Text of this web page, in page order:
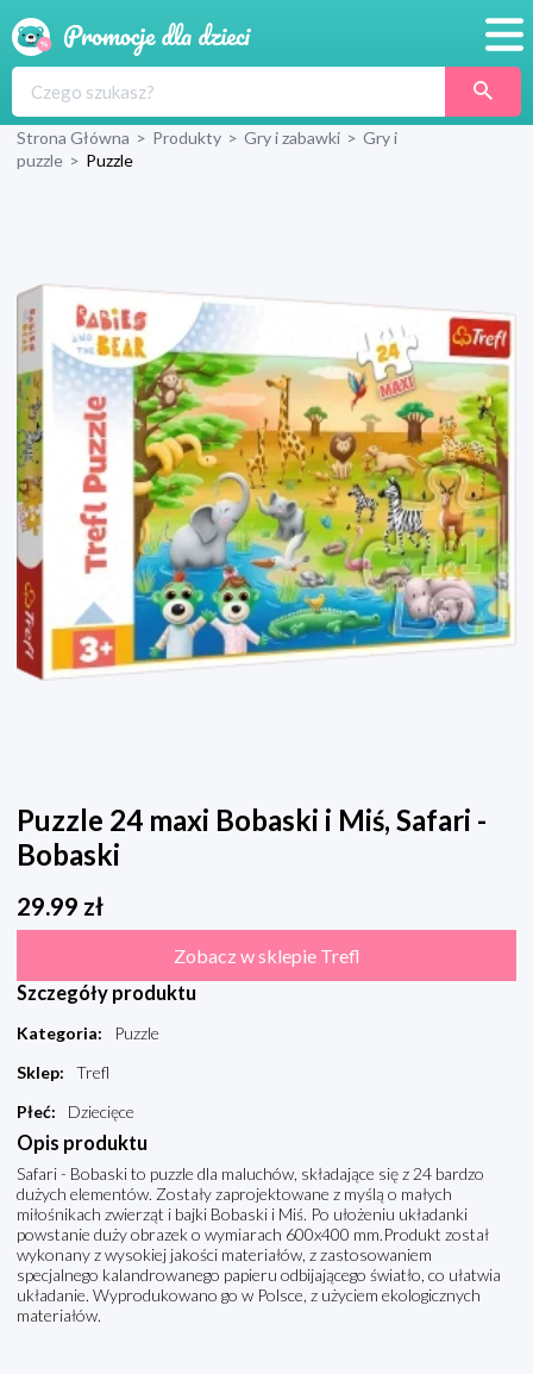
Produkty
Strona Główna > Produkty > Gry i zabawki > Gry i
puzzle > Puzzle
Puzzle 24 maxi Bobaski i Miś, Safari -
Bobaski
29.99 zł
Zobacz w sklepie Trefl
Szczegóły produktu
Kategoria:
Puzzle
Sklep:
Trefl
Płeć: Dziecięce
Opis produktu
Safari - Bobaski to puzzle dla maluchów, składające się z 24 bardzo
dużych elementów. Zostały zaprojektowane z myślą o małych
miłośnikach zwierząt i bajki Bobaski i Miś. Po ułożeniu układanki
powstanie duży obrazek o wymiarach 600x400 mm.Produkt został
wykonany z wysokiej jakości materiałów, z zastosowaniem
specjalnego kalandrowanego papieru odbijającego światło, co ułatwia
układanie. Wyprodukowano go w Polsce, z użyciem ekologicznych
materiałów.